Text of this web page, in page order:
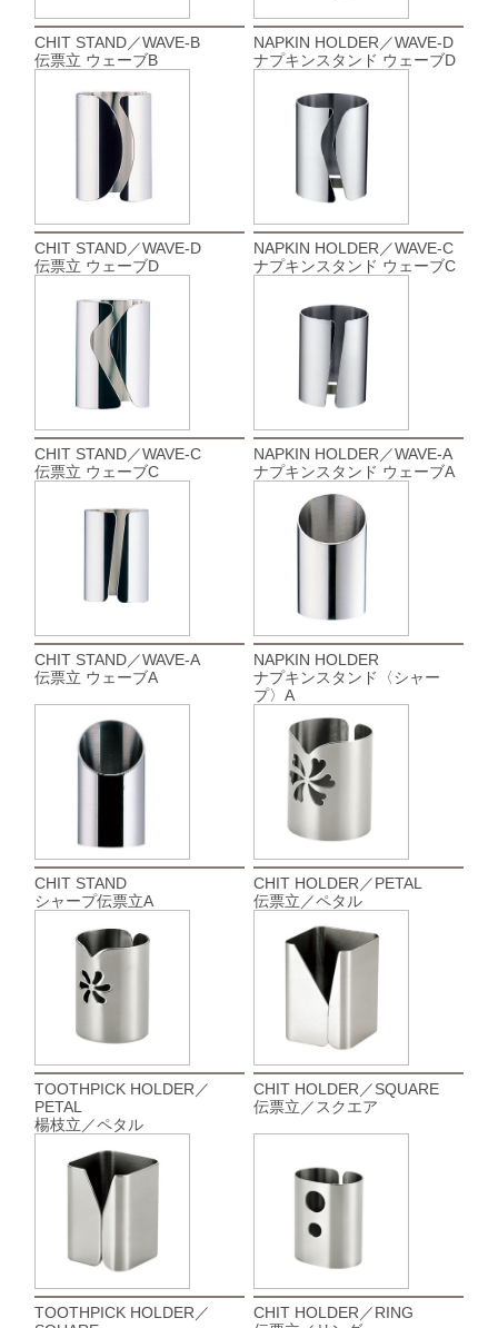
CHIT STAND／WAVE-B
伝票立 ウェーブB
NAPKIN HOLDER／WAVE-D
ナプキンスタンド ウェーブD
CHIT STAND／WAVE-D
伝票立 ウェーブD
NAPKIN HOLDER／WAVE-C
ナプキンスタンド ウェーブC
CHIT STAND／WAVE-C
伝票立 ウェーブC
NAPKIN HOLDER／WAVE-A
ナプキンスタンド ウェーブA
CHIT STAND／WAVE-A
伝票立 ウェーブA
NAPKIN HOLDER
ナプキンスタンド〈シャー
プ〉A
CHIT STAND
シャープ伝票立A
CHIT HOLDER／PETAL
伝票立／ペタル
TOOTHPICK HOLDER／
PETAL
楊枝立／ペタル
CHIT HOLDER／SQUARE
伝票立／スクエア
TOOTHPICK HOLDER／
CHIT HOLDER／RING